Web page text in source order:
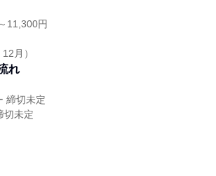
11,300円
月）
れ
締切未定
切未定